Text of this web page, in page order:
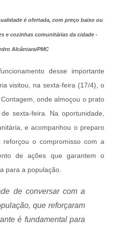
é ofertada, com preço baixo ou
e cozinhas comunitárias da cidade -
Alcântara/PMC
desse importante
visitou, na sexta-feira (17/4), o
onde almoçou o prato
sexta-feira. Na oportunidade,
e acompanhou o preparo
o compromisso com a
de ações que garantem o
para a população.
de conversar com a
que reforçaram
é fundamental para